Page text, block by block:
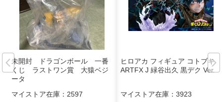
未開封 ドラゴンボール 一番
くじ ラストワン賞 大猿ベジ
ータ
マイストア在庫： 2597
ヒロアカ フィギュア コトブキヤ
ARTFX J 緑谷出久 黒デク Ver.
マイストア在庫： 3923